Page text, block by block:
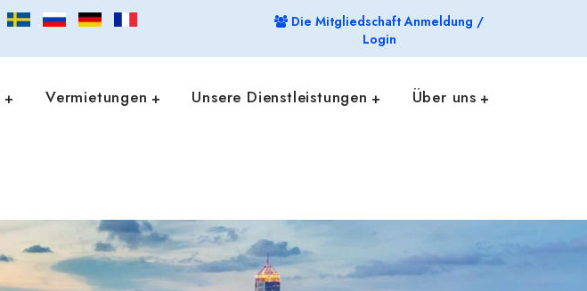
Die Mitgliedschaft Anmeldung /
Login
Vermietungen Unsere Dienstleistungen Über uns